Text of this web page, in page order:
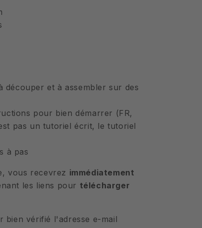
découper et à assembler sur des
pour bien démarrer (FR,
pas un tutoriel écrit, le tutoriel
à pas
vous recevrez immédiatement
les liens pour télécharger
vérifié l'adresse e-mail